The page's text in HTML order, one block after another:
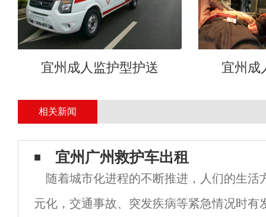
宜州成人监护型护送 宜州成
相关新闻
宜州广州救护车出租
随着城市化进程的不断推进，人们的生活
元化，交通事故、突发疾病等紧急情况时有